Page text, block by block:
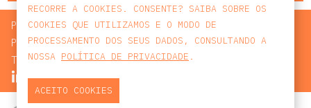
PROCURAR
POLÍTICA DE PRIVACIDADE
TERMOS E CONDIÇÕES
RECORRE A COOKIES. CONSENTE? SAIBA SOBRE OS
COOKIES QUE UTILIZAMOS E O MODO DE
PROCESSAMENTO DOS SEUS DADOS, CONSULTANDO A
NOSSA POLÍTICA DE PRIVACIDADE .
ACEITO COOKIES